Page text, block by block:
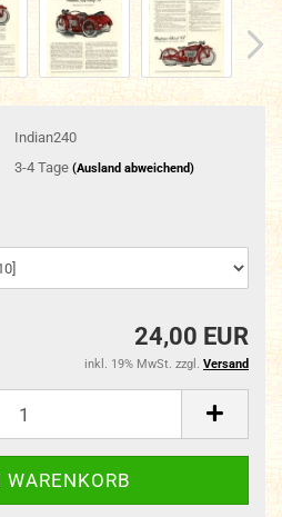
Indian240
3-4 Tage (Ausland abweichend)
24,00 EUR
inkl. 19% MwSt. zzgl. Versand